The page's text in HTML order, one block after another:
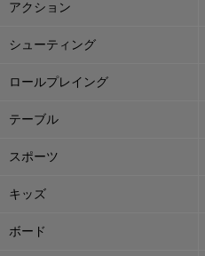
アクション
シューティング
ロールプレイング
テーブル
スポーツ
キッズ
ボード